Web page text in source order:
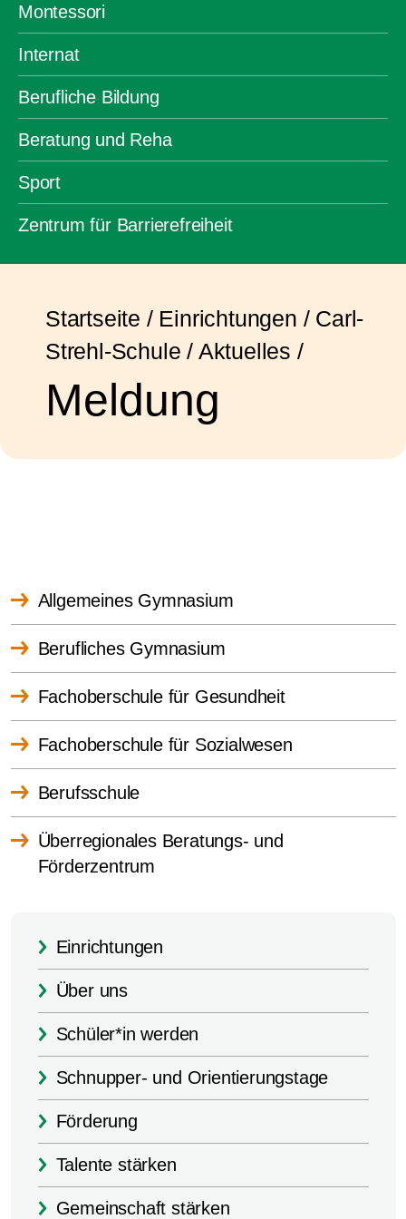
Montessori
Internat
Berufliche Bildung
Beratung und Reha
Sport
Zentrum für Barrierefreiheit
Startseite / Einrichtungen / Carl-
Strehl-Schule / Aktuelles /
Meldung
Allgemeines Gymnasium
Berufliches Gymnasium
Fachoberschule für Gesundheit
Fachoberschule für Sozialwesen
Berufsschule
Überregionales Beratungs- und
Förderzentrum
Einrichtungen
Über uns
Schüler*in werden
Schnupper- und Orientierungstage
Förderung
Talente stärken
Gemeinschaft stärken